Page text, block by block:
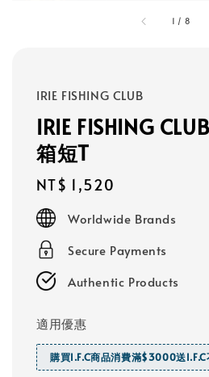
1 / 8
IRIE FISHING CLUB
IRIE FISHING
箱短T
Regular
price
NT$ 1,520
Worldwide Brands
Secure Payments
Authentic Products
適用優惠
購買I.F.C商品消費滿$3000送I.F.C